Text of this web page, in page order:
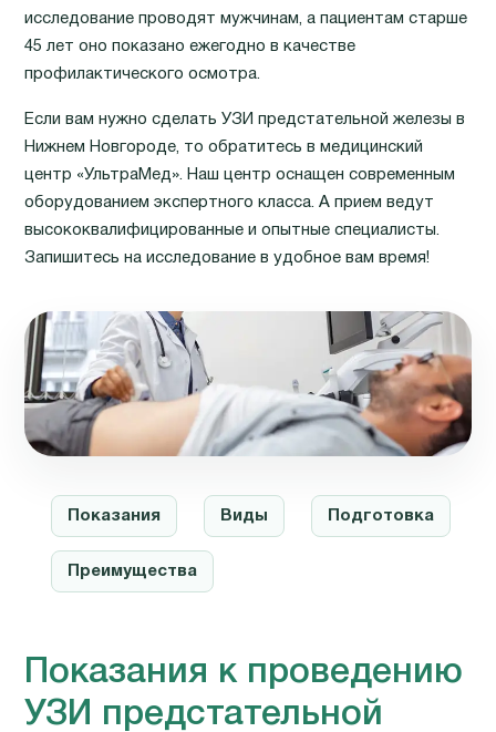
исследование проводят мужчинам, а пациентам старше
45 лет оно показано ежегодно в качестве
профилактического осмотра.
Если вам нужно сделать УЗИ предстательной железы в
Нижнем Новгороде, то обратитесь в медицинский
центр «УльтраМед». Наш центр оснащен современным
оборудованием экспертного класса. А прием ведут
высококвалифицированные и опытные специалисты.
Запишитесь на исследование в удобное вам время!
Показания Виды Подготовка
Преимущества
Показания к проведению
УЗИ предстательной